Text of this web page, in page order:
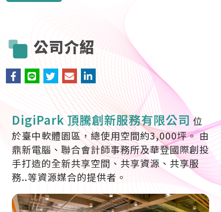
公司介紹
DigiPark 頂騰創新服務有限公司 位
於臺中軟體園區，總使用空間約3,000坪。 由
鼎新電腦、聯合會計師事務所及華登國際創投
手打造的全新共享空間、共享資源、共享服
務..等資源媒合的提供者。